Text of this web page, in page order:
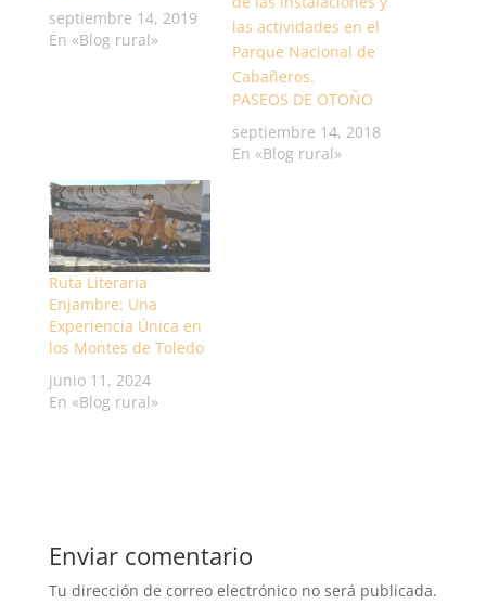
septiembre 14, 2019
En «Blog rural»
PASEOS DE OTOÑO
septiembre 14, 2018
En «Blog rural»
Ruta Literaria
Enjambre: Una
Experiencia Única en
los Montes de Toledo
junio 11, 2024
En «Blog rural»
Enviar comentario
Tu dirección de correo electrónico no será publicada.